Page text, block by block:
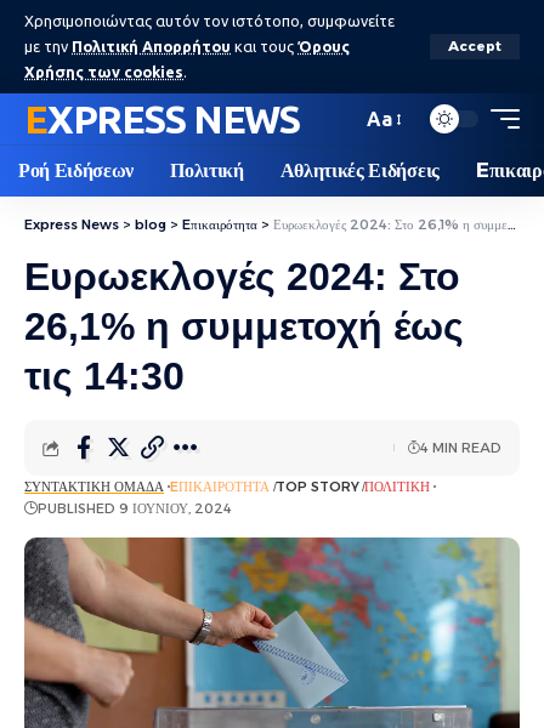
Χρησιμοποιώντας αυτόν τον ιστότοπο, συμφωνείτε
με την Πολιτική Απορρήτου και τους Όρους
Χρήσης των cookies.
Accept
EXPRESS NEWS Aa
Ροή Ειδήσεων Πολιτική Αθλητικές Ειδήσεις
Express News > blog > Eπικαιρότητα > Ευρωεκλογές 2024: Στο 26,1% η συμμετοχή έως τις 14:30
Ευρωεκλογές 2024: Στο
26,1% η συμμετοχή έως
τις 14:30
ΣΥΝΤΑΚΤΙΚΉ ΟΜΆΔΑ EΠΙΚΑΙΡΌΤΗΤΑ TOP STORY ΠΟΛΙΤΙΚΉ
PUBLISHED 9 ΙΟΥΝΊΟΥ, 2024
4 MIN READ